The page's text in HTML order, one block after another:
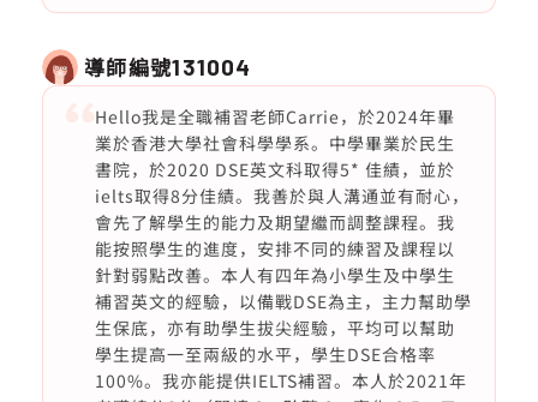
導師編號131004
Hello我是全職補習老師Carrie，於2024年畢
業於香港大學社會科學學系。中學畢業於民生
書院，於2020 DSE英文科取得5* 佳績，並於
ielts取得8分佳績。我善於與人溝通並有耐心，
會先了解學生的能力及期望繼而調整課程。我
能按照學生的進度，安排不同的練習及課程以
針對弱點改善。本人有四年為小學生及中學生
補習英文的經驗，以備戰DSE為主，主力幫助學
生保底，亦有助學生拔尖經驗，平均可以幫助
學生提高一至兩級的水平，學生DSE合格率
100%。我亦能提供IELTS補習。本人於2021年